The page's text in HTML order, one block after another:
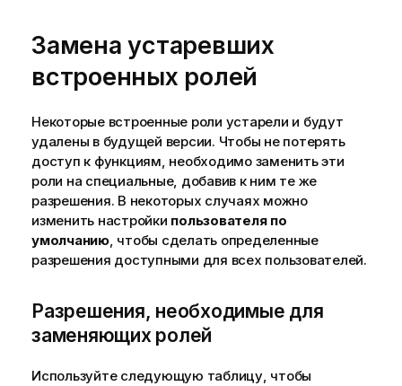
Замена устаревших
встроенных ролей
Некоторые встроенные роли устарели и будут
удалены в будущей версии. Чтобы не потерять
доступ к функциям, необходимо заменить эти
роли на специальные, добавив к ним те же
разрешения. В некоторых случаях можно
изменить настройки пользователя по
умолчанию, чтобы сделать определенные
разрешения доступными для всех пользователей.
Разрешения, необходимые для
заменяющих ролей
Используйте следующую таблицу, чтобы